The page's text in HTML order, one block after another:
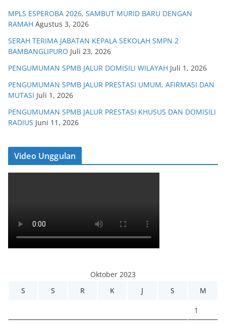
MPLS ESPEROBA 2026, SAMBUT MURID BARU DENGAN
RAMAH Agustus 3, 2026
SERAH TERIMA JABATAN KEPALA SEKOLAH SMPN 2
BAMBANGLIPURO Juli 23, 2026
PENGUMUMAN SPMB JALUR DOMISILI WILAYAH Juli 1, 2026
PENGUMUMAN SPMB JALUR PRESTASI UMUM, AFIRMASI DAN
MUTASI Juli 1, 2026
PENGUMUMAN SPMB JALUR PRESTASI KHUSUS DAN DOMISILI
RADIUS Juni 11, 2026
Video Unggulan
Oktober 2023
S
S R K J S M
1